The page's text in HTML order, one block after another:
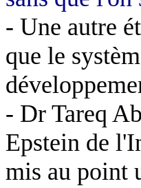
- Une autre
que le
- Dr Tareq
Epstein de
mis au point